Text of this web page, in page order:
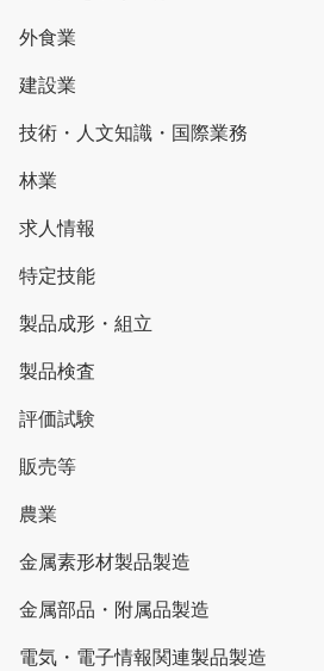
外食業
建設業
技術・人文知識・国際業務
林業
求人情報
特定技能
製品成形・組立
製品検査
評価試験
販売等
農業
金属素形材製品製造
金属部品・附属品製造
電気・電子情報関連製品製造